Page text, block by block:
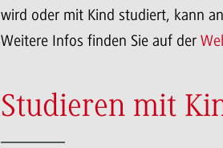
wird oder mit Kind studiert, kann
Weitere Infos finden Sie auf der
Studieren mit